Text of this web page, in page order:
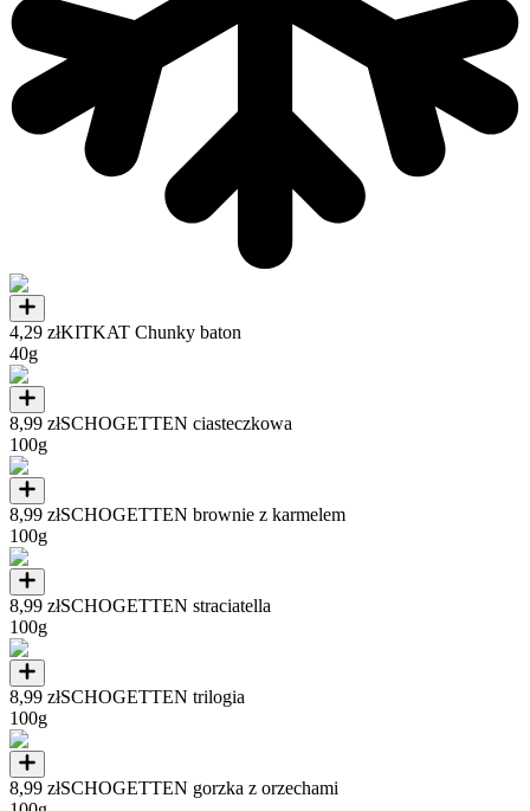
4,29 złKITKAT Chunky baton
40g
8,99 złSCHOGETTEN ciasteczkowa
100g
8,99 złSCHOGETTEN brownie z karmelem
100g
8,99 złSCHOGETTEN straciatella
100g
8,99 złSCHOGETTEN trilogia
100g
8,99 złSCHOGETTEN gorzka z orzechami